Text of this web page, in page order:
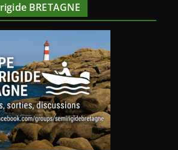
BRETAGNE